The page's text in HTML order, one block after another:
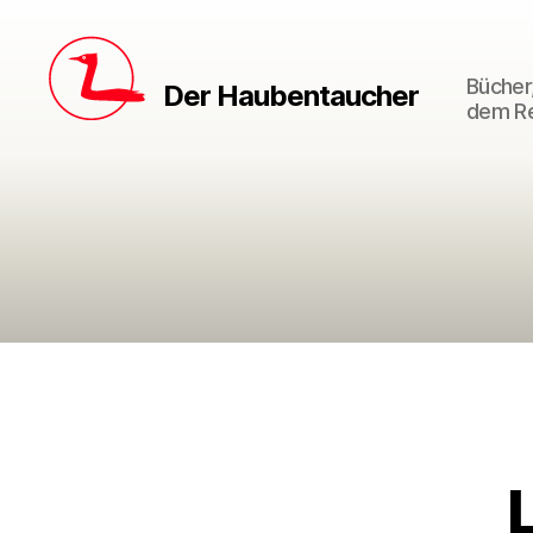
Der Haubentaucher
dem